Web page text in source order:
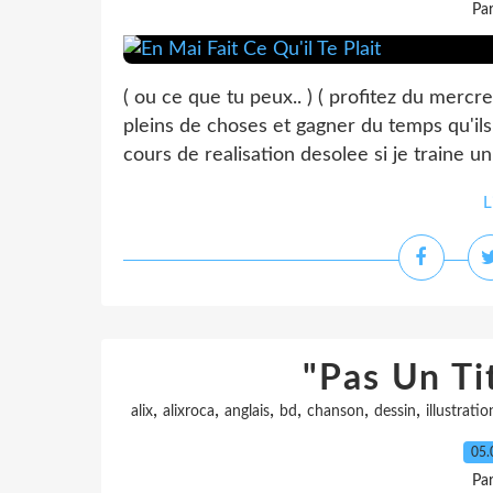
( ou ce que tu peux.. ) ( profitez du
pleins de choses et gagner du temps
cours de realisation desolee si je traine
"Pas Un
alix, alixroca, anglais, bd , chanson, dessin,